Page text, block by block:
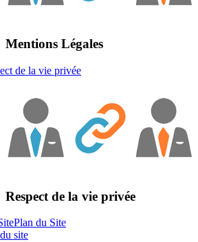
Mentions Légales
de la vie privée
Respect de la vie privée
Plan du Site
site